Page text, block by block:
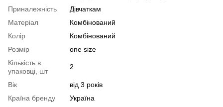
Приналежність
Дівчаткам
Матеріал
Комбінований
Колір
Комбінований
Розмір
one size
Кількість в
упаковці, шт
2
Вік
від 3 років
Країна бренду
Україна